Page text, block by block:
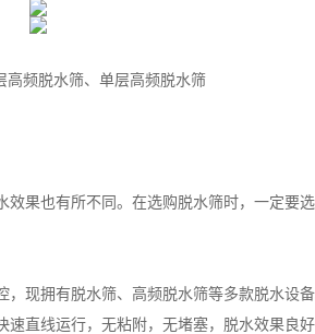
脱水筛、单层高频脱水筛
也有所不同。在选购脱水筛时，一定要
拥有脱水筛、高频脱水筛等多款脱水设
直线运行，无粘附，无堵塞，脱水效果良